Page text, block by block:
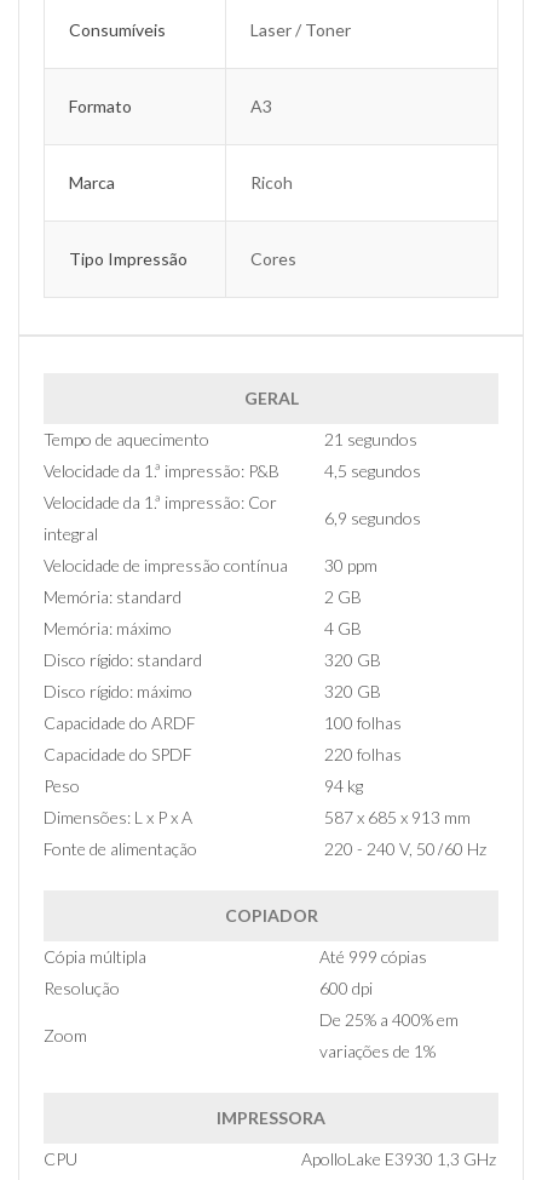
Consumíveis Laser / Toner
Formato A3
Marca Ricoh
Tipo Impressão Cores
GERAL
Tempo de aquecimento
21 segundos
Velocidade da 1.ª impressão: P&B
4,5 segundos
Velocidade da 1.ª impressão: Cor
integral
6,9 segundos
Velocidade de impressão contínua
30 ppm
Memória: standard
2 GB
Memória: máximo
4 GB
Disco rígido: standard
320 GB
Disco rígido: máximo
320 GB
Capacidade do ARDF
100 folhas
Capacidade do SPDF
220 folhas
Peso
94 kg
Dimensões: L x P x A
587 x 685 x 913 mm
Fonte de alimentação
220 - 240 V, 50 ̸ 60 Hz
COPIADOR
Cópia múltipla
Até 999 cópias
Resolução
600 dpi
Zoom
De 25% a 400% em
variações de 1%
IMPRESSORA
CPU
ApolloLake E3930 1,3 GHz